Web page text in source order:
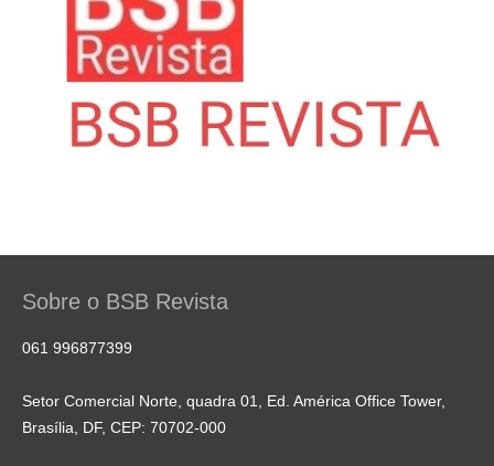
Sobre o BSB Revista
061 996877399
Setor Comercial Norte, quadra 01, Ed. América Office Tower,
Brasília, DF, CEP: 70702-000